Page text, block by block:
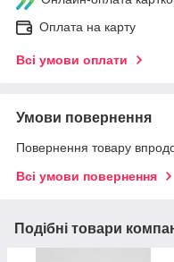
Оплата на карту
Всі умови оплати
Умови повернення
Повернення товару
Всі умови повернення
Подібні товари